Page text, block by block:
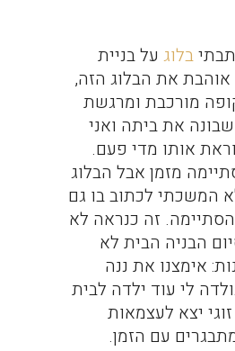
בלוג על בניית
אוהבת את הבלוג הזה,
מורכבת ומרגשת
את ביתה ואני
אותו מדי פעם.
מזמן אבל הבלוג
המשכתי לכתוב בו גם
זה כנראה לא
הבניה הבית לא
אימצנו את ננה
לי עוד ילדה לבית
יצא לעצמאות
עם הזמן.